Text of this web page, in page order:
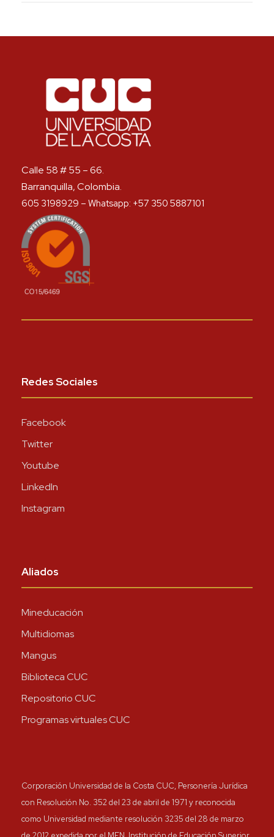
Calle 58 # 55 – 66.
Barranquilla, Colombia.
605 3198929 – Whatsapp: +57 350 5887101
Redes Sociales
Facebook
Twitter
Youtube
LinkedIn
Instagram
Aliados
Mineducación
Multidiomas
Mangus
Biblioteca CUC
Repositorio CUC
Programas virtuales CUC
Corporación Universidad de la Costa CUC, Personería Jurídica
con Resolución No. 352 del 23 de abril de 1971 y reconocida
como Universidad mediante resolución 3235 del 28 de marzo